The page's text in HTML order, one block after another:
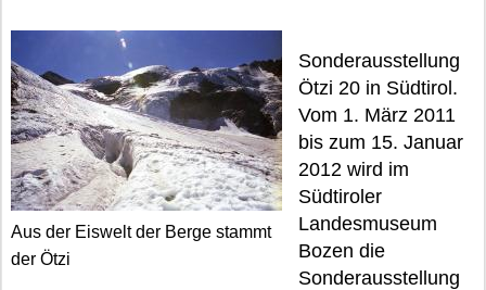
Aus der Eiswelt der Berge stammt
der Ötzi
Sonderausstellung
Ötzi 20 in Südtirol.
Vom 1. März 2011
bis zum 15. Januar
2012 wird im
Südtiroler
Landesmuseum
Bozen die
Sonderausstellung